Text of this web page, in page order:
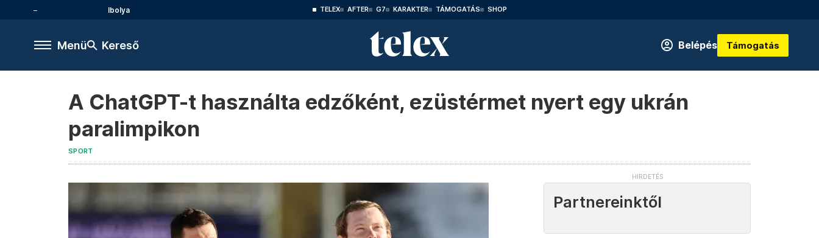
Ibolya TELEX AFTER G7 KARAKTER TÁMOGATÁS SHOP
Menü Kereső Belépés Támogatás
A ChatGPT-t használta edzőként, ezüstérmet nyert egy ukrán
paralimpikon
SPORT
Partnereinktől